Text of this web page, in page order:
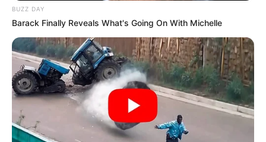
interesan. Para estar bien informado, por
favor, active las notificaciones de Alerta.
ACTIVAR AHORA
TEMAS DESTACADOS
BUZZ DAY
Barack Finally Reveals What's Going On With Michelle